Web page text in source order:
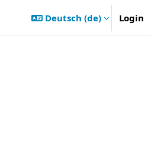
Deutsch ‎(de)‎ Login